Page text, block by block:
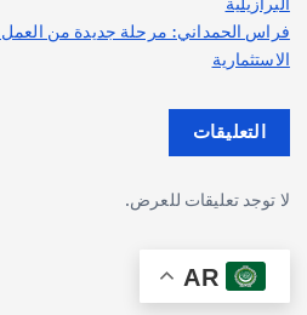
فراس الحمداني: مرحلة جديدة من العمل
الاستثمارية
التعليقات
لا توجد تعليقات للعرض.
AR